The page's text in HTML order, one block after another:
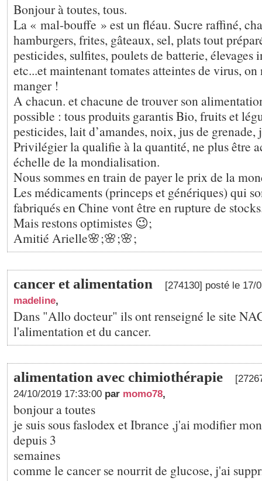
Bonjour à toutes, tous.
La « mal-bouffe » est un fléau. Sucre raffiné,
hamburgers, frites, gâteaux, sel, plats tout
pesticides, sulfites, poulets de batterie, élevages
etc...et maintenant tomates atteintes de virus,
manger !
A chacun. et chacune de trouver son
possible : tous produits garantis Bio, fruits et
pesticides, lait d’amandes, noix, jus de grenade,
Privilégier la qualifie à la quantité, ne plus être
échelle de la mondialisation.
Nous sommes en train de payer le prix de la
Les médicaments (princeps et génériques) qui
fabriqués en Chine vont être en rupture de
Mais restons optimistes 😉;
Amitié Arielle🌸;🌸;🌸;
cancer et alimentation
[274130] posté le 17/
madeline,
Dans "Allo docteur" ils ont renseigné le site
l'alimentation et du cancer.
alimentation avec chimiothérapie
24/10/2019 17:33:00 par momo78,
bonjour a toutes
je suis sous faslodex et Ibrance ,j'ai modifier
depuis 3
semaines
comme le cancer se nourrit de glucose, j'ai